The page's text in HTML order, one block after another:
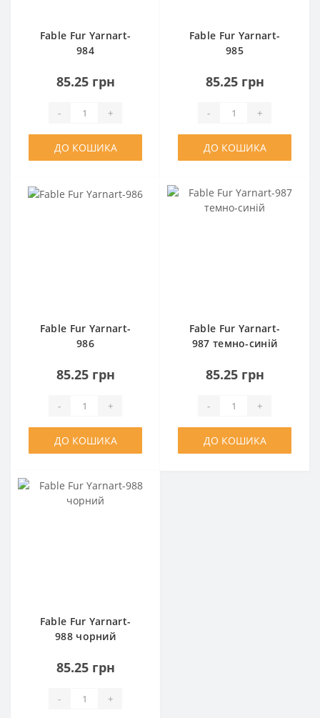
Fable Fur Yarnart-
984
85.25 грн
- +
ДО КОШИКА
Fable Fur Yarnart-
985
85.25 грн
- +
ДО КОШИКА
Fable Fur Yarnart-
986
85.25 грн
- +
ДО КОШИКА
Fable Fur Yarnart-
987 темно-синій
85.25 грн
- +
ДО КОШИКА
Fable Fur Yarnart-
988 чорний
85.25 грн
- +